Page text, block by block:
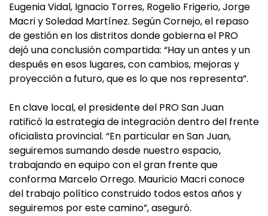
Eugenia Vidal, Ignacio Torres, Rogelio Frigerio, Jorge
Macri y Soledad Martínez. Según Cornejo, el repaso
de gestión en los distritos donde gobierna el PRO
dejó una conclusión compartida: “Hay un antes y un
después en esos lugares, con cambios, mejoras y
proyección a futuro, que es lo que nos representa”.
En clave local, el presidente del PRO San Juan
ratificó la estrategia de integración dentro del frente
oficialista provincial. “En particular en San Juan,
seguiremos sumando desde nuestro espacio,
trabajando en equipo con el gran frente que
conforma Marcelo Orrego. Mauricio Macri conoce
del trabajo político construido todos estos años y
seguiremos por este camino”, aseguró.